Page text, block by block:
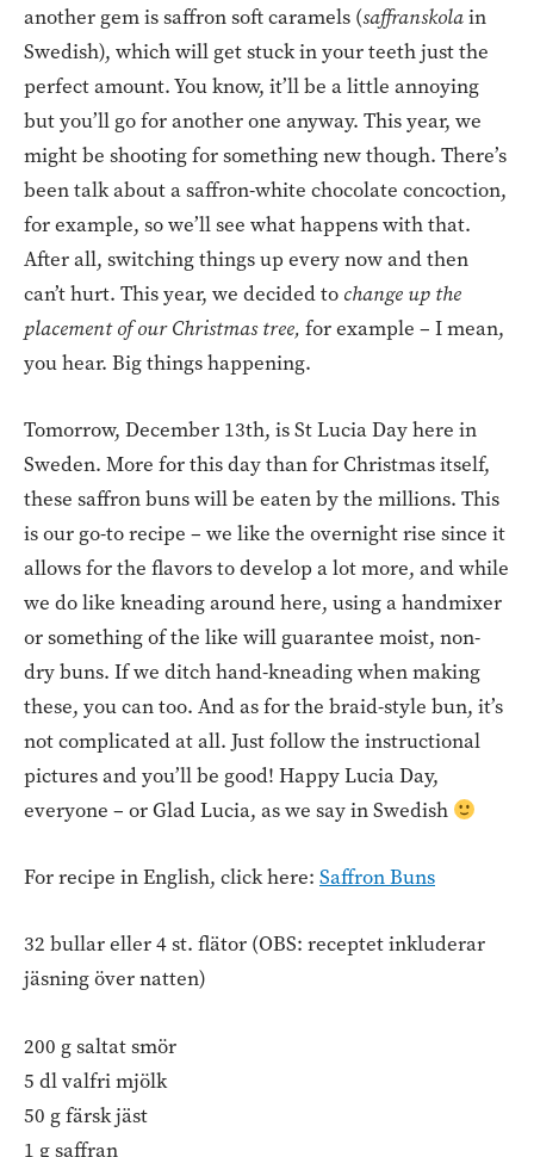
another gem is saffron soft caramels (saffranskolain
Swedish), which will get stuck in your teeth just the
perfect amount. You know, it’ll be a little annoying
but you’ll go for another one anyway. This year, we
might be shooting for something new though. There’s
been talk about a saffron-white chocolate concoction,
for example, so we’ll see what happens with that.
After all, switching things up every now and then
can’t hurt. This year, we decided to change up the
placement of our Christmas tree, for example – I mean,
you hear. Big things happening.
Tomorrow, December 13th, is St Lucia Day here in
Sweden. More for this day than for Christmas itself,
these saffron buns will be eaten by the millions. This
is our go-to recipe – we like the overnight rise since it
allows for the flavors to develop a lot more, and while
we do like kneading around here, using a handmixer
or something of the like will guarantee moist, non-
dry buns. If we ditch hand-kneading when making
these, you can too. And as for the braid-style bun, it’s
not complicated at all. Just follow the instructional
pictures and you’ll be good! Happy Lucia Day,
everyone – or Glad Lucia, as we say in Swedish
For recipe in English, click here: Saffron Buns
32 bullar eller 4 st. flätor (OBS: receptet inkluderar
jäsning över natten)
200 g saltat smör
5 dl valfri mjölk
50 g färsk jäst
1 g saffran